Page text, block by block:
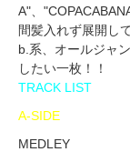
A"、
間髪入れず展開し
b.系、オールジャ
したい一枚！！
TRACK LIST
A-SIDE
MEDLEY